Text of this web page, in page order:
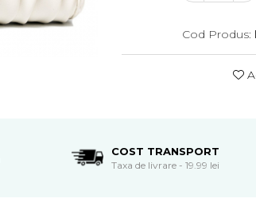
Cod Produs:
COST TRANSPORT
Taxa de livrare - 19.99 lei